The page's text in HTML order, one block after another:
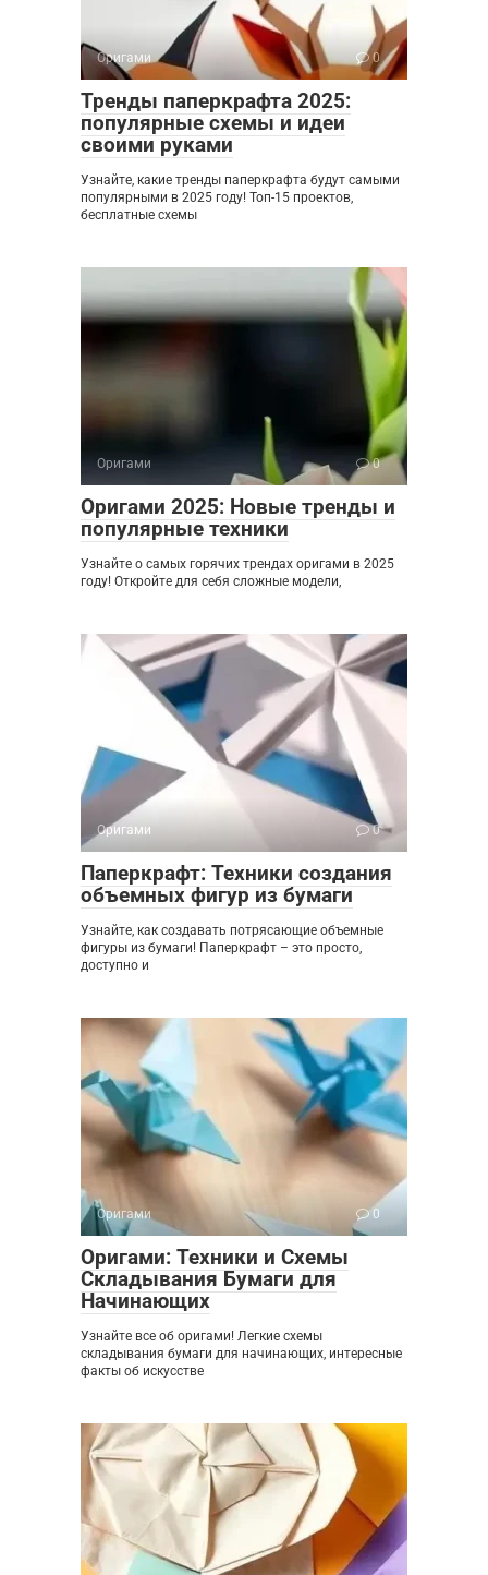
Оригами 0
Тренды паперкрафта 2025:
популярные схемы и идеи
своими руками
Узнайте, какие тренды паперкрафта будут самыми
популярными в 2025 году! Топ-15 проектов,
бесплатные схемы
Оригами 0
Оригами 2025: Новые тренды и
популярные техники
Узнайте о самых горячих трендах оригами в 2025
году! Откройте для себя сложные модели,
Оригами 0
Паперкрафт: Техники создания
объемных фигур из бумаги
Узнайте, как создавать потрясающие объемные
фигуры из бумаги! Паперкрафт – это просто,
доступно и
Оригами 0
Оригами: Техники и Схемы
Складывания Бумаги для
Начинающих
Узнайте все об оригами! Легкие схемы
складывания бумаги для начинающих, интересные
факты об искусстве